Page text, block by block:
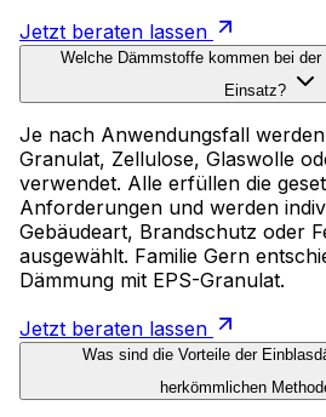
Jetzt beraten lassen
Welche Dämmstoffe kommen bei
Einsatz?
Je nach Anwendungsfall
Granulat, Zellulose, Glaswolle
verwendet. Alle erfüllen die
Anforderungen und werden
Gebäudeart, Brandschutz oder
ausgewählt. Familie Gern
Dämmung mit EPS-Granulat.
Jetzt beraten lassen
Was sind die Vorteile der
herkömmlichen